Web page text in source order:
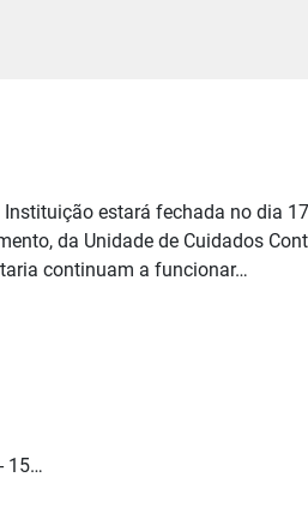
estará fechada no dia
da Unidade de Cuidados
continuam a funcionar…
15…